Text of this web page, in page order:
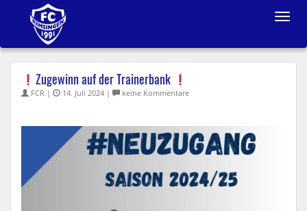
Toggle
Zugewinn auf der Trainerbank
FCR | 14. Juli 2024 | keine Kommentare